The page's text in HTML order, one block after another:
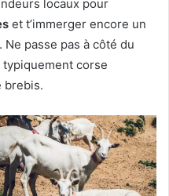
locaux pour
et t’immerger encore un
passe pas à côté du
corse
brebis.